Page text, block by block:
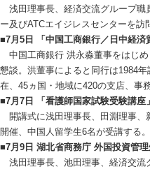
浅田理事長、経済交流グループ職
ー及びATCエイジレスセンターを訪
■7月5日 「中国工商銀行／日中経
中国工商銀行 洪永淼董事をはじ
懇談。洪董事によると同行は1984
在、45ヵ国・地域に420の支店、事
■7月7日 「看護師国家試験受験講座
開講式に浅田理事長、田淵理事、
開催、中国人留学生6名が受講する。
■7月9日 湖北省商務庁 外国投資管
浅田理事長、池田理事、経済交流